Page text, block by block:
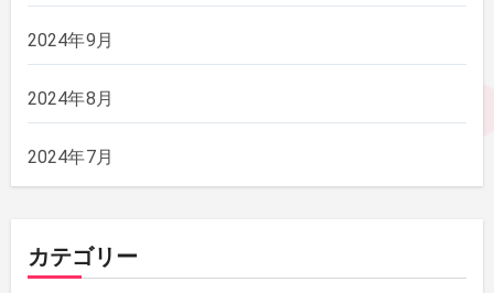
2024年9月
2024年8月
2024年7月
カテゴリー